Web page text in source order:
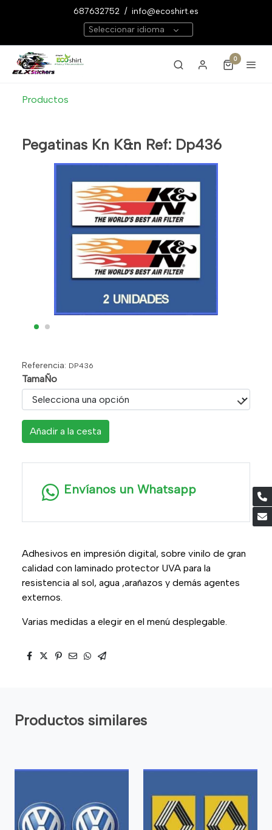
687632752 / info@ecoshirt.es
Seleccionar idioma
0
Productos
Pegatinas Kn K&n Ref: Dp436
Referencia: DP436
TamaÑo
Añadir a la cesta
Envíanos un Whatsapp
Adhesivos en impresión digital, sobre vinilo de gran
calidad con laminado protector UVA para la
resistencia al sol, agua ,arañazos y demás agentes
externos.
Varias medidas a elegir en el menú desplegable.
Productos similares